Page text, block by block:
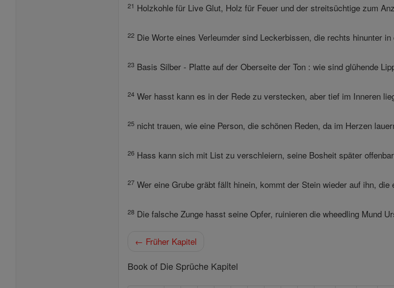
21 Holzkohle für Live Glut, Holz für Feuer und der streitsüchtige zum
22 Die Worte eines Verleumder sind Leckerbissen, die rechts hinunter in
23 Basis Silber - Platte auf der Oberseite der Ton : wie sind glühende
24 Wer hasst kann es in der Rede zu verstecken, aber tief im Inneren
25 nicht trauen, wie eine Person, die schönen Reden, da im Herzen
26 Hass kann sich mit List zu verschleiern, seine Bosheit später
27 Wer eine Grube gräbt fällt hinein, kommt der Stein wieder auf ihn, die
28 Die falsche Zunge hasst seine Opfer, ruinieren die wheedling Mund
← Früher Kapitel
Book of Die Sprüche Kapitel